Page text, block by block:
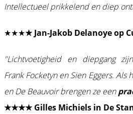
Intellectueel prikkelend en diep
★★★★ Jan-Jakob Delanoye op
"Lichtvoetigheid en diepgang
Frank Focketyn en Sien Eggers.
en De Beauvoir brengen ze een
★★★★ Gilles Michiels in De